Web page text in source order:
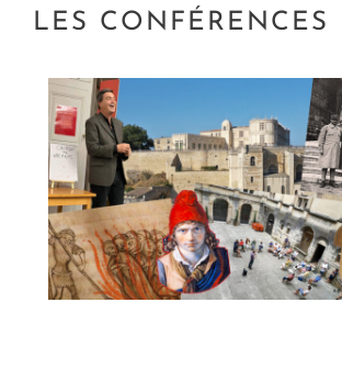
LES CONFÉRENCES